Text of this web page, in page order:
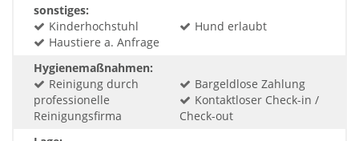
sonstiges:
Kinderhochstuhl
Hund erlaubt
Haustiere a. Anfrage
Hygienemaßnahmen:
Reinigung durch
professionelle
Reinigungsfirma
Bargeldlose Zahlung
Kontaktloser Check-in /
Check-out